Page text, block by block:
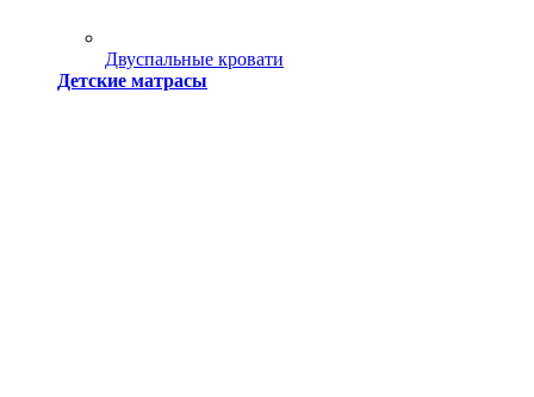
Двуспальные кровати
Детские матрасы